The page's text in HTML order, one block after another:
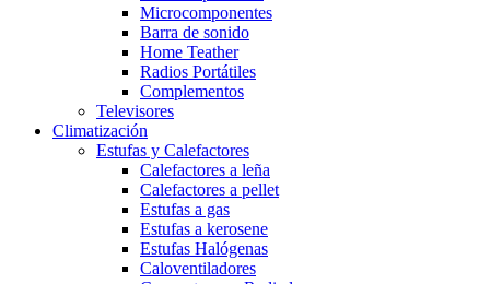
Microcomponentes
Barra de sonido
Home Teather
Radios Portátiles
Complementos
Televisores
Climatización
Estufas y Calefactores
Calefactores a leña
Calefactores a pellet
Estufas a gas
Estufas a kerosene
Estufas Halógenas
Caloventiladores